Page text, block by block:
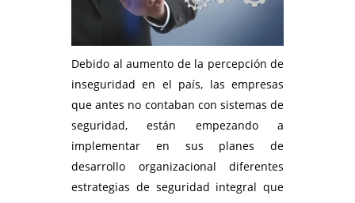
Debido al aumento de la percepción de
inseguridad en el país, las empresas
que antes no contaban con sistemas de
seguridad, están empezando a
implementar en sus planes de
desarrollo organizacional diferentes
estrategias de seguridad integral que